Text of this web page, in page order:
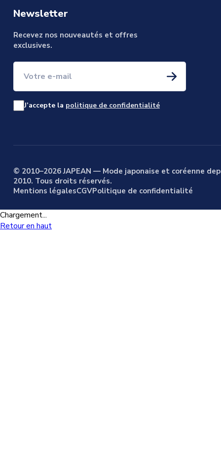
Newsletter
Recevez nos nouveautés et offres
exclusives.
Votre e-mail
J’accepte la politique de confidentialité
© 2010–2026 JAPEAN — Mode japonaise et coréenne
2010. Tous droits réservés.
Mentions légalesCGVPolitique de confidentialité
Chargement...
Retour en haut